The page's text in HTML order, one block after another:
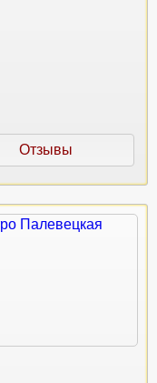
Отзывы